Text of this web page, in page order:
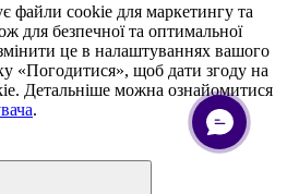
файли cookie для маркетингу та
для безпечної та оптимальної
це в налаштуваннях вашого
«Погодитися», щоб дати згоду на
Детальніше можна ознайомитися
.